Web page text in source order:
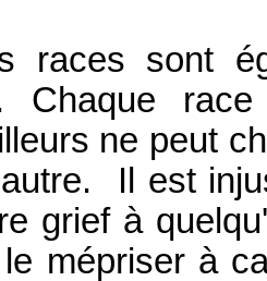
sont
Chaque
ne peut
Il est
grief à
mépriser à